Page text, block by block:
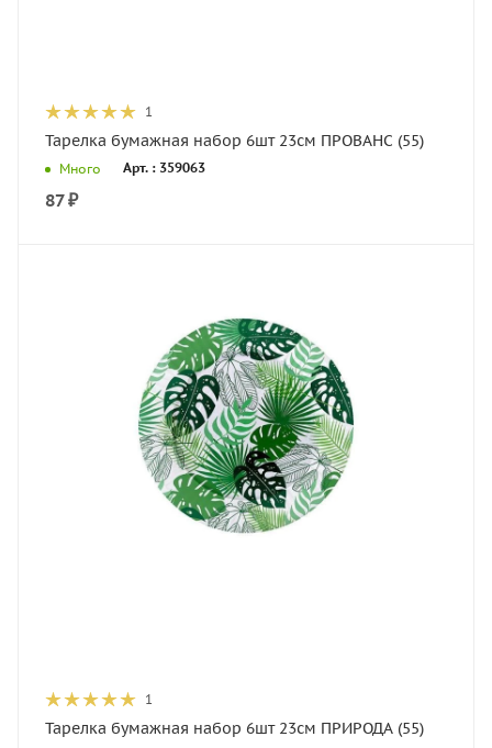
1
Тарелка бумажная набор 6шт 23см ПРОВАНС (55)
Много Арт. : 359063
87₽
1
Тарелка бумажная набор 6шт 23см ПРИРОДА (55)